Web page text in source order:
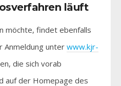
läuft
möchte, findet ebenfalls
Anmeldung unter www.kjr-
die sich vorab
auf der Homepage des